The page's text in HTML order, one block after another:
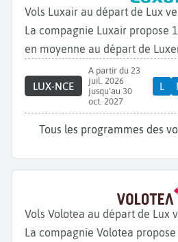
Vols Luxair au départ de Lux
La compagnie Luxair propose
en moyenne au départ de
LUX-NCE
A partir du 23
juil. 2026
jusqu'au 30
oct. 2027
L
Tous les programmes des
Vols Volotea au départ de Lux
La compagnie Volotea